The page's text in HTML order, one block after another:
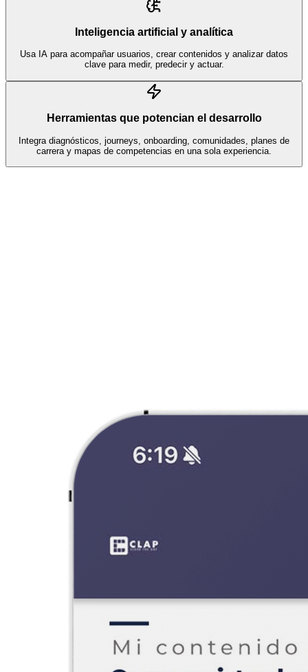
Inteligencia artificial y analítica
Usa IA para acompañar usuarios, crear contenidos y analizar datos
clave para medir, predecir y actuar.
Herramientas que potencian el desarrollo
Integra diagnósticos, journeys, onboarding, comunidades, planes de
carrera y mapas de competencias en una sola experiencia.